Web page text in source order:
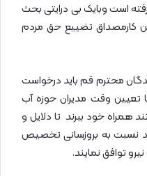
است وبایک بی درایتی بحث
کارمصداق تضییع حق مردم
محترم قم باید درخواست
تعیین وقت مدیران حوزه آب
همراه خود ببرند تا دلایل و
نسبت به بروزسانی تخصیص